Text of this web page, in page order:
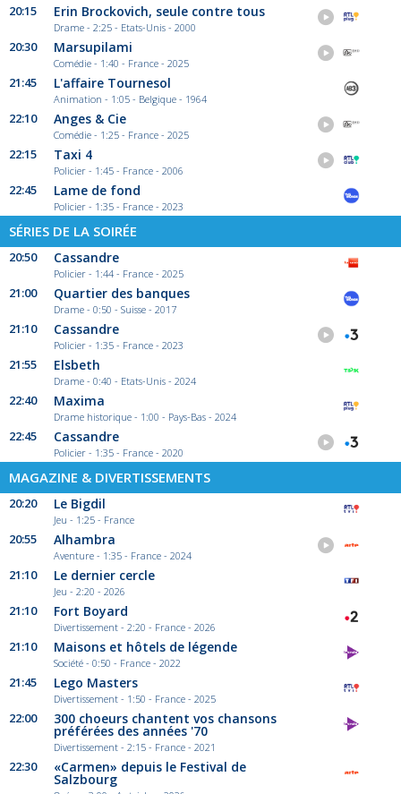
20:15 Erin Brockovich, seule contre tous
Drame - 2:25 - Etats-Unis - 2000
20:30 Marsupilami
Comédie - 1:40 - France - 2025
21:45 L'affaire Tournesol
Animation - 1:05 - Belgique - 1964
22:10 Anges & Cie
Comédie - 1:25 - France - 2025
22:15 Taxi 4
Policier - 1:45 - France - 2006
22:45 Lame de fond
Policier - 1:35 - France - 2023
SÉRIES DE LA SOIRÉE
20:50 Cassandre
Policier - 1:44 - France - 2025
21:00 Quartier des banques
Drame - 0:50 - Suisse - 2017
21:10 Cassandre
Policier - 1:35 - France - 2023
21:55 Elsbeth
Drame - 0:40 - Etats-Unis - 2024
22:40 Maxima
Drame historique - 1:00 - Pays-Bas - 2024
22:45 Cassandre
Policier - 1:35 - France - 2020
MAGAZINE & DIVERTISSEMENTS
20:20 Le Bigdil
Jeu - 1:25 - France
20:55 Alhambra
Aventure - 1:35 - France - 2024
21:10 Le dernier cercle
Jeu - 2:20 - 2026
21:10 Fort Boyard
Divertissement - 2:20 - France - 2026
21:10 Maisons et hôtels de légende
Société - 0:50 - France - 2022
21:45 Lego Masters
Divertissement - 1:50 - France - 2025
22:00 300 choeurs chantent vos chansons
préférées des années '70
Divertissement - 2:15 - France - 2021
22:30 «Carmen» depuis le Festival de
Salzbourg